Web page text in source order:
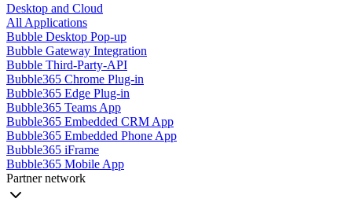
Desktop and Cloud
All Applications
Bubble Desktop Pop-up
Bubble Gateway Integration
Bubble Third-Party-API
Bubble365 Chrome Plug-in
Bubble365 Edge Plug-in
Bubble365 Teams App
Bubble365 Embedded CRM App
Bubble365 Embedded Phone App
Bubble365 iFrame
Bubble365 Mobile App
Partner network